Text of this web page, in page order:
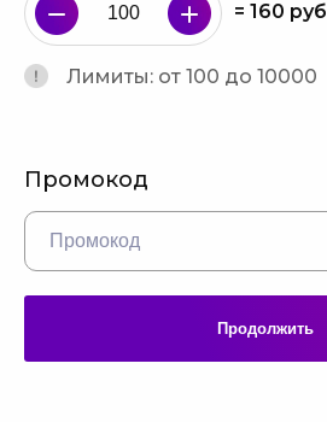
= 160 руб
Лимиты: от 100 до 10000
Промокод
Продолжить